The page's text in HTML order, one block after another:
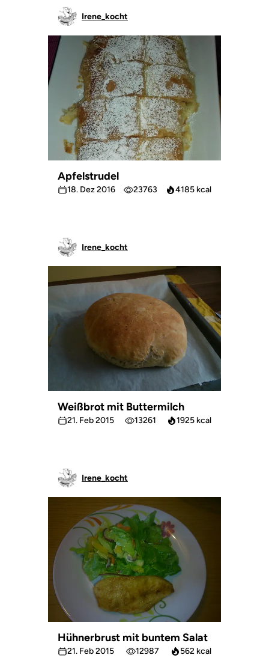
Irene_kocht
Apfelstrudel
18. Dez 2016 23763 4185 kcal
Irene_kocht
Weißbrot mit Buttermilch
21. Feb 2015 13261 1925 kcal
Irene_kocht
Hühnerbrust mit buntem Salat
21. Feb 2015 12987 562 kcal